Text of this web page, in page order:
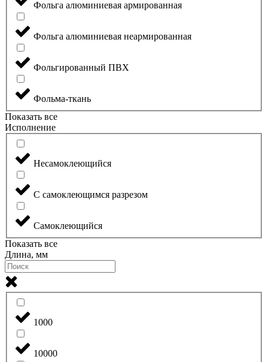
Фольга алюминиевая армированная
Фольга алюминиевая неармированная
Фольгированный ПВХ
Фольма-ткань
Показать все
Исполнение
Несамоклеющийся
С самоклеющимся разрезом
Самоклеющийся
Показать все
Длина, мм
1000
10000